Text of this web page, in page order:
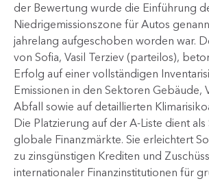
der Bewertung wurde die Einführung
Niedrigemissionszone für Autos
jahrelang aufgeschoben worden war.
von Sofia, Vasil Terziev (parteilos),
Erfolg auf einer vollständigen
Emissionen in den Sektoren Gebäude,
Abfall sowie auf detaillierten
Die Platzierung auf der A-Liste dient als
globale Finanzmärkte. Sie erleichtert
zu zinsgünstigen Krediten und
internationaler Finanzinstitutionen für